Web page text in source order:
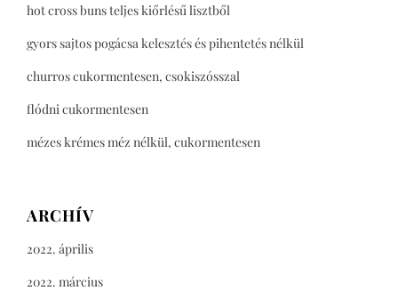
hot cross buns teljes kiőrlésű lisztből
gyors sajtos pogácsa kelesztés és pihentetés nélkül
churros cukormentesen, csokiszósszal
flódni cukormentesen
mézes krémes méz nélkül, cukormentesen
ARCHÍV
2022. április
2022. március